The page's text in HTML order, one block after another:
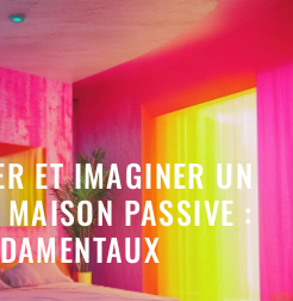
ET IMAGINER UN
PASSIVE :